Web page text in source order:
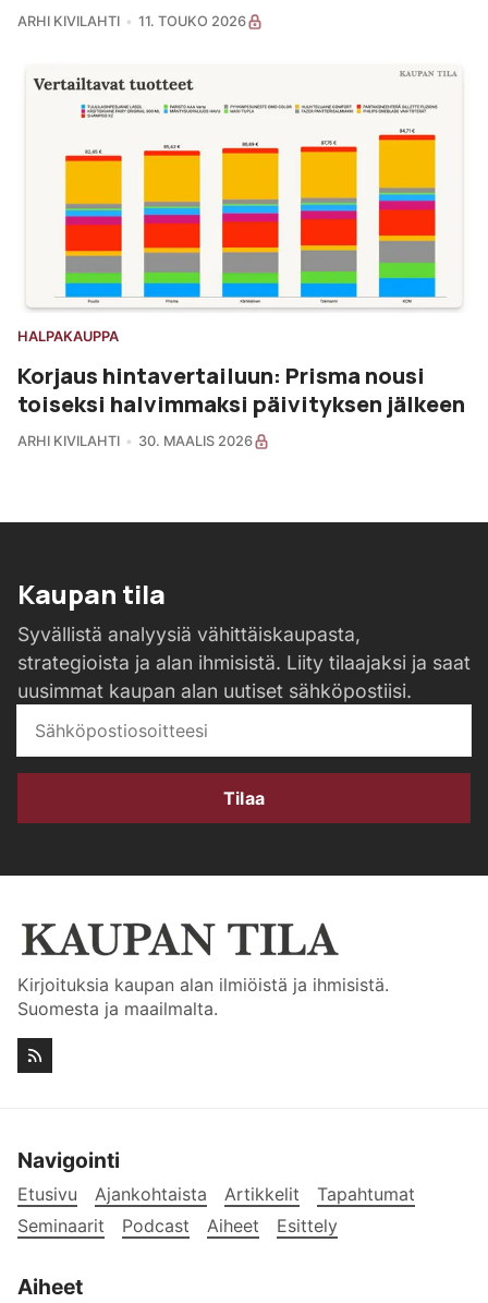
ARHI KIVILAHTI 11. TOUKO 2026
HALPAKAUPPA
Korjaus hintavertailuun: Prisma nousi
toiseksi halvimmaksi päivityksen jälkeen
ARHI KIVILAHTI 30. MAALIS 2026
Kaupan tila
Syvällistä analyysiä vähittäiskaupasta,
strategioista ja alan ihmisistä. Liity tilaajaksi ja saat
uusimmat kaupan alan uutiset sähköpostiisi.
Tilaa
Kirjoituksia kaupan alan ilmiöistä ja ihmisistä.
Suomesta ja maailmalta.
Navigointi
Etusivu Ajankohtaista Artikkelit
Tapahtumat
Seminaarit
Podcast Aiheet Esittely
Aiheet